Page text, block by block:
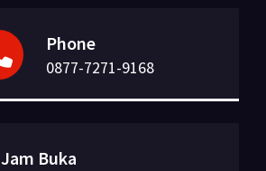
Phone
0877-7271-9168
Jam Buka